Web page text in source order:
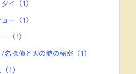
ダイ (1)
ョー (1)
ー (1)
/名探偵と刃の館の秘密 (1)
(1)